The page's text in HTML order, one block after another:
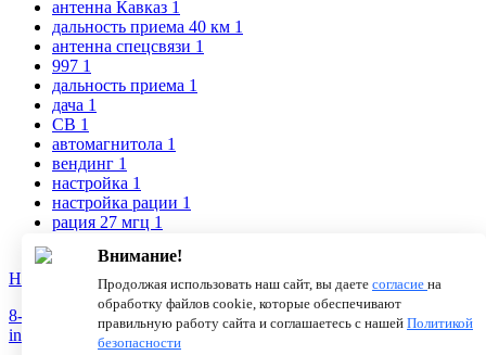
антенна Кавказ 1
дальность приема 40 км 1
антенна спецсвязи 1
997 1
дальность приема 1
дача 1
CB 1
автомагнитола 1
вендинг 1
настройка 1
настройка рации 1
рация 27 мгц 1
Новости
О компанииСтатьи
8-800-775-18-46
info@antenna.ru
Внимание!
Продолжая использовать наш сайт, вы даете согласие на
обработку файлов cookie, которые обеспечивают
правильную работу сайта и соглашаетесь с нашей Политикой
безопасности